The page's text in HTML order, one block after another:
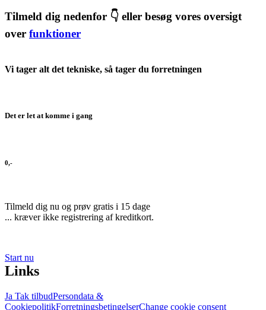
Tilmeld dig nedenfor 👇 eller besøg vores oversigt
over funktioner
Vi tager alt det tekniske, så tager du forretningen
Det er let at komme i gang
0,-
Tilmeld dig nu og prøv gratis i 15 dage
... kræver ikke registrering af kreditkort.
Start nu
Links
Ja Tak tilbudPersondata &
CookiepolitikForretningsbetingelserChange cookie consent